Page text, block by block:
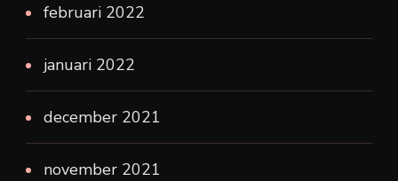
februari 2022
januari 2022
december 2021
november 2021